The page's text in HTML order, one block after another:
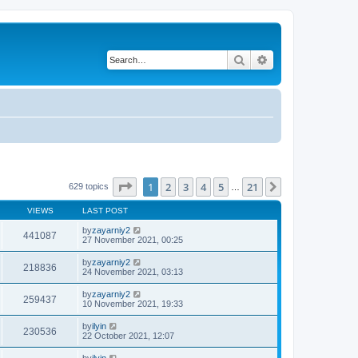
Search
629 topics Page of 21
1 2 3 4 5 21
VIEWS LAST POST
441087 byzayarniy2
27 November 2021, 00:25
218836 byzayarniy2
24 November 2021, 03:13
259437 byzayarniy2
10 November 2021, 19:33
230536 byilyin
22 October 2021, 12:07